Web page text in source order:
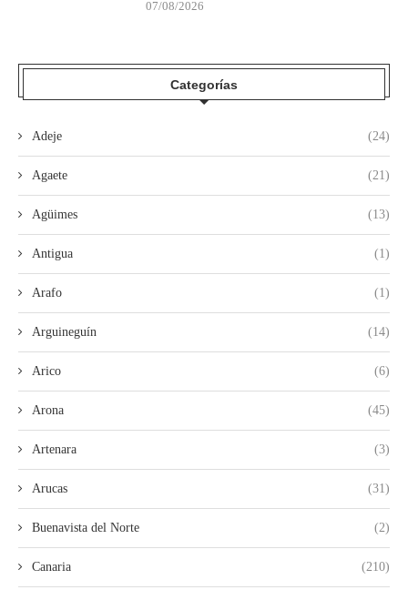
07/08/2026
Categorías
Adeje (24)
Agaete (21)
Agüimes (13)
Antigua (1)
Arafo (1)
Arguineguín (14)
Arico (6)
Arona (45)
Artenara (3)
Arucas (31)
Buenavista del Norte (2)
Canaria (210)